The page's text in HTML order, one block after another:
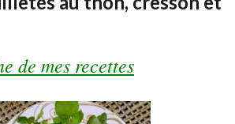
de mes recettes